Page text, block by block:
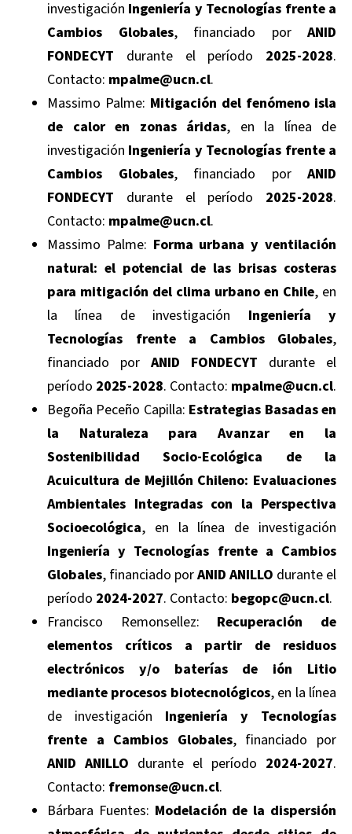
investigación Ingeniería y Tecnologías frente a
Cambios Globales, financiado por ANID
FONDECYT durante el período 2025-2028.
Contacto: mpalme@ucn.cl.
Massimo Palme: Mitigación del fenómeno isla
de calor en zonas áridas, en la línea de
investigación Ingeniería y Tecnologías frente a
Cambios Globales, financiado por ANID
FONDECYT durante el período 2025-2028.
Contacto: mpalme@ucn.cl.
Massimo Palme: Forma urbana y ventilación
natural: el potencial de las brisas costeras
para mitigación del clima urbano en Chile, en
la línea de investigación Ingeniería y
Tecnologías frente a Cambios Globales,
financiado por ANID FONDECYT durante el
período 2025-2028. Contacto: mpalme@ucn.cl.
Begoña Peceño Capilla: Estrategias Basadas en
la Naturaleza para Avanzar en la
Sostenibilidad Socio-Ecológica de la
Acuicultura de Mejillón Chileno: Evaluaciones
Ambientales Integradas con la Perspectiva
Socioecológica, en la línea de investigación
Ingeniería y Tecnologías frente a Cambios
Globales, financiado porANID ANILLO durante el
período 2024-2027. Contacto: begopc@ucn.cl.
Francisco Remonsellez: Recuperación de
elementos críticos a partir de residuos
electrónicos y/o baterías de ión Litio
mediante procesos biotecnológicos, en la línea
de investigación Ingeniería y Tecnologías
frente a Cambios Globales, financiado por
ANID ANILLO durante el período 2024-2027.
Contacto: fremonse@ucn.cl.
Bárbara Fuentes: Modelación de la dispersión